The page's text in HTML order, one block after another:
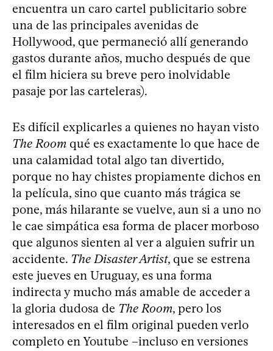
encuentra un caro cartel publicitario sobre
una de las principales avenidas de
Hollywood, que permaneció allí generando
gastos durante años, mucho después de que
el film hiciera su breve pero inolvidable
pasaje por las carteleras).
Es difícil explicarles a quienes no hayan visto
The Room qué es exactamente lo que hace de
una calamidad total algo tan divertido,
porque no hay chistes propiamente dichos en
la película, sino que cuanto más trágica se
pone, más hilarante se vuelve, aun si a uno no
le cae simpática esa forma de placer morboso
que algunos sienten al ver a alguien sufrir un
accidente. The Disaster Artist, que se estrena
este jueves en Uruguay, es una forma
indirecta y mucho más amable de acceder a
la gloria dudosa de The Room, pero los
interesados en el film original pueden verlo
completo en Youtube –incluso en versiones